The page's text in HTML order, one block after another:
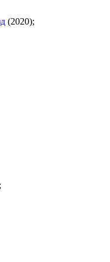
(2020);